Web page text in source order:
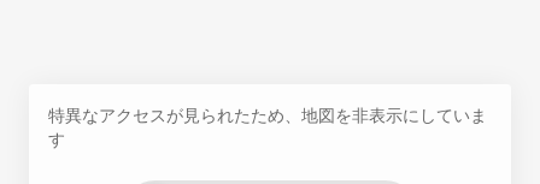
特異なアクセスが見られたため、地図を非表示にしていま
す